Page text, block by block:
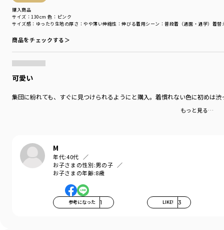
購入商品
サイズ感 ：ゆったり 生地の厚さ ：やや薄い伸縮性 ：伸びる着用シーン ：普段着（通園・通学） 着替
サイズ：130cm 色：ピンク
商品をチェックする＞
可愛い
集団に紛れても、すぐに見つけられるようにと購入。着慣れない色に初めは
もっと見る…
M
年代:40代
お子さまの性別:男の子
お子さまの年齢:8歳
参考になった 1 LIKE! 3